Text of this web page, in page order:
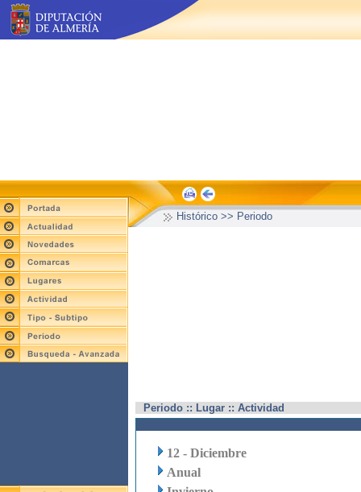
Histórico >> Periodo
Periodo :: Lugar :: Actividad
12 - Diciembre
Anual